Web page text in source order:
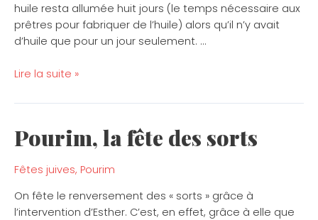
huile resta allumée huit jours (le temps nécessaire aux
prêtres pour fabriquer de l’huile) alors qu’il n’y avait
d’huile que pour un jour seulement. …
Lire la suite »
Pourim, la fête des sorts
Fêtes juives, Pourim
On fête le renversement des « sorts » grâce à
l’intervention d’Esther. C’est, en effet, grâce à elle que
Pourim,
la
fête
sorts